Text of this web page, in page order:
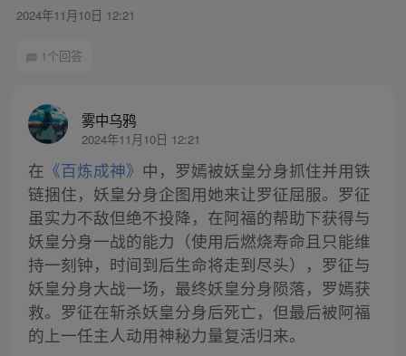
2024年11月10日 12:21
1个回答
雾中乌鸦
2024年11月10日 12:21
在 《百炼成神》 中，罗嫣被妖皇分身抓住并用铁
链捆住，妖皇分身企图用她来让罗征屈服。罗征
虽实力不敌但绝不投降，在阿福的帮助下获得与
妖皇分身一战的能力（使用后燃烧寿命且只能维
持一刻钟，时间到后生命将走到尽头），罗征与
妖皇分身大战一场，最终妖皇分身陨落，罗嫣获
救。罗征在斩杀妖皇分身后死亡，但最后被阿福
的上一任主人动用神秘力量复活归来。